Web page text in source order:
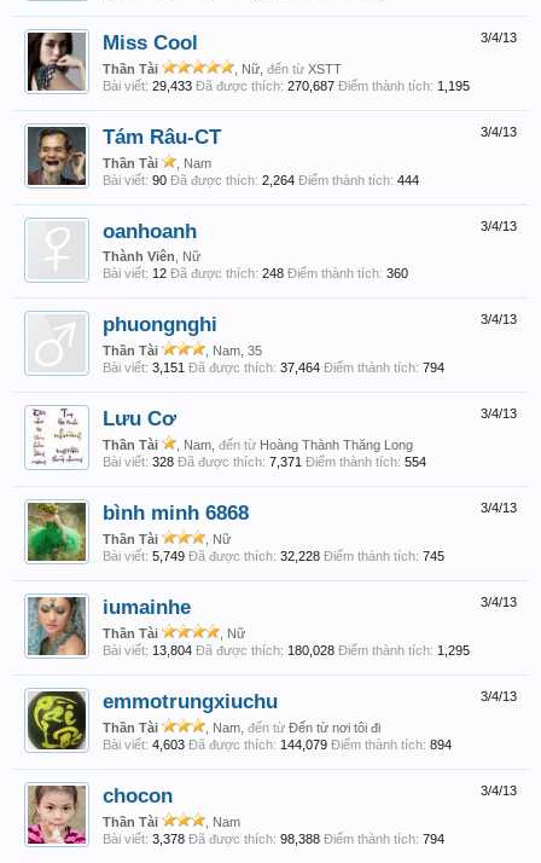
3/4/13
Miss Cool
Thần Tài , Nữ, đến từ XSTT
Bài viết: 29,433 Đã được thích: 270,687 Điểm thành tích: 1,195
3/4/13
Tám Râu-CT
Thần Tài
, Nam
Bài viết: 90 Đã được thích: 2,264 Điểm thành tích: 444
3/4/13
oanhoanh
Thành Viên , Nữ
Bài viết: 12 Đã được thích: 248 Điểm thành tích: 360
3/4/13
phuongnghi
Thần Tài
, Nam, 35
Bài viết: 3,151 Đã được thích: 37,464 Điểm thành tích: 794
3/4/13
Lưu Cơ
Thần Tài , Nam, đến từ Hoàng Thành Thăng Long
Bài viết: 328 Đã được thích: 7,371 Điểm thành tích: 554
3/4/13
bình minh 6868
Thần Tài
, Nữ
Bài viết: 5,749 Đã được thích: 32,228 Điểm thành tích: 745
3/4/13
iumainhe
Thần Tài
, Nữ
Bài viết: 13,804 Đã được thích: 180,028 Điểm thành tích: 1,295
3/4/13
emmotrungxiuchu
Thần Tài , Nam, đến từ Đến từ nơi tôi đi
Bài viết: 4,603 Đã được thích: 144,079 Điểm thành tích: 894
3/4/13
chocon
Thần Tài
, Nam
Bài viết: 3,378 Đã được thích: 98,388 Điểm thành tích: 794